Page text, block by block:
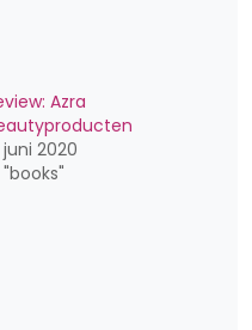
Azra
juni 2020